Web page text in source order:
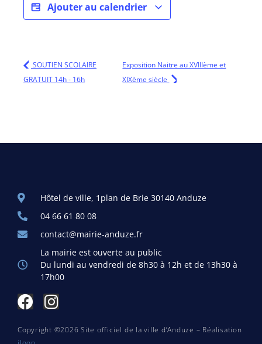
Ajouter au calendrier
SOUTIEN SCOLAIRE
GRATUIT 14h - 16h
Exposition Naitre au XVIIIème et
XIXème siècle
Hôtel de ville, 1plan de Brie 30140 Anduze
04 66 61 80 08
contact@mairie-anduze.fr
La mairie est ouverte au public
Du lundi au vendredi de 8h30 à 12h et de 13h30 à
17h00
Copyright ©2026 Site officiel de la ville d’Anduze – Réalisation